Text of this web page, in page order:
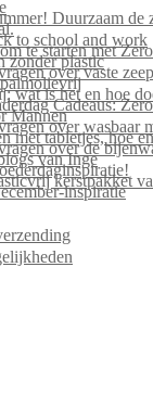
Duurzaam de
to school and work
te starten met
zonder plastic
over vaste
wat is het en hoe
Cadeaus:
Mannen
over wasbaar
met tabletjes, hoe
over de
van Inge
kerstpakket
inspiratie